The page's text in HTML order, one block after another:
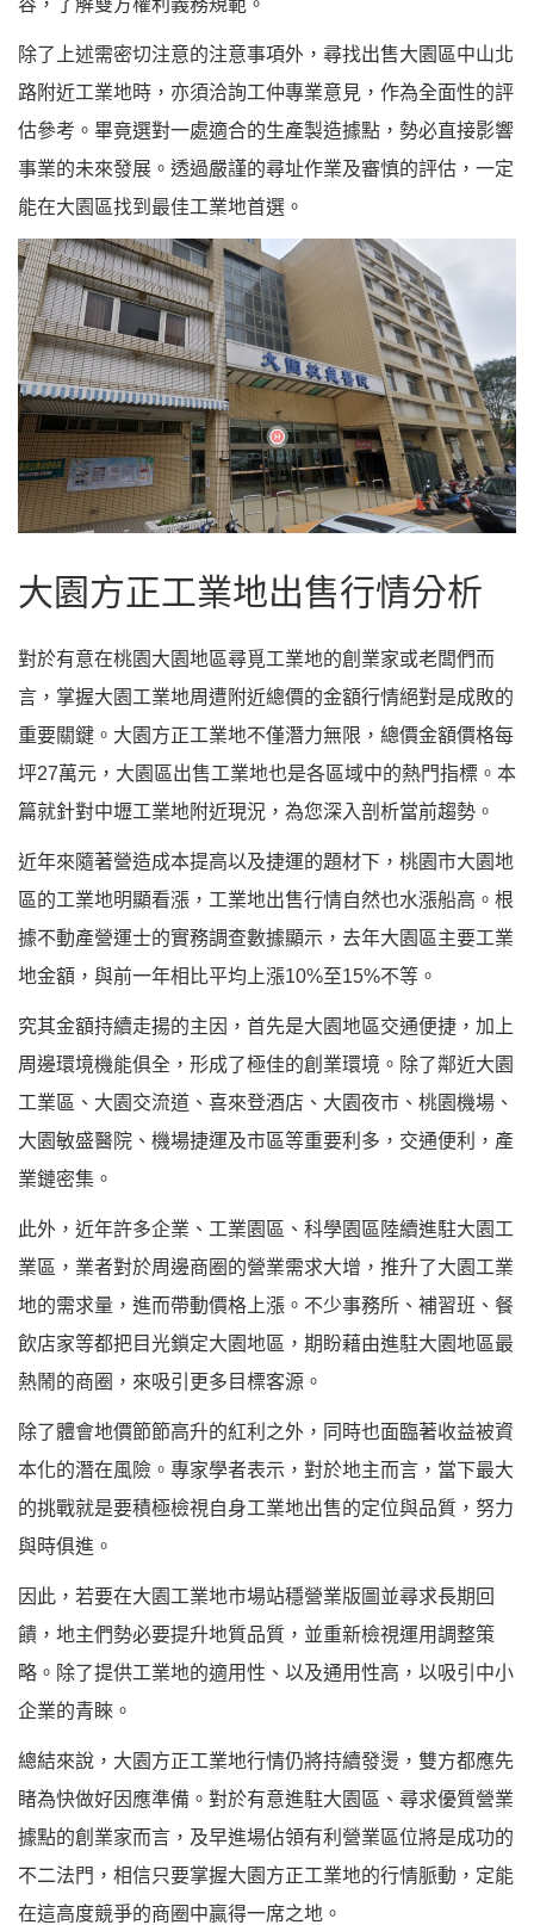
除了上述需密切注意的注意事項外，尋找出售大園區中山北
路附近工業地時，亦須洽詢工仲專業意見，作為全面性的評
估參考。畢竟選對一處適合的生產製造據點，勢必直接影響
事業的未來發展。透過嚴謹的尋址作業及審慎的評估，一定
能在大園區找到最佳工業地首選。
大園方正工業地出售行情分析
對於有意在桃園大園地區尋覓工業地的創業家或老闆們而
言，掌握大園工業地周遭附近總價的金額行情絕對是成敗的
重要關鍵。大園方正工業地不僅潛力無限，總價金額價格每
坪27萬元，大園區出售工業地也是各區域中的熱門指標。本
篇就針對中壢工業地附近現況，為您深入剖析當前趨勢。
近年來隨著營造成本提高以及捷運的題材下，桃園市大園地
區的工業地明顯看漲，工業地出售行情自然也水漲船高。根
據不動產營運士的實務調查數據顯示，去年大園區主要工業
地金額，與前一年相比平均上漲10%至15%不等。
究其金額持續走揚的主因，首先是大園地區交通便捷，加上
周邊環境機能俱全，形成了極佳的創業環境。除了鄰近大園
工業區、大園交流道、喜來登酒店、大園夜市、桃園機場、
大園敏盛醫院、機場捷運及市區等重要利多，交通便利，產
業鏈密集。
此外，近年許多企業、工業園區、科學園區陸續進駐大園工
業區，業者對於周邊商圈的營業需求大增，推升了大園工業
地的需求量，進而帶動價格上漲。不少事務所、補習班、餐
飲店家等都把目光鎖定大園地區，期盼藉由進駐大園地區最
熱鬧的商圈，來吸引更多目標客源。
除了體會地價節節高升的紅利之外，同時也面臨著收益被資
本化的潛在風險。專家學者表示，對於地主而言，當下最大
的挑戰就是要積極檢視自身工業地出售的定位與品質，努力
與時俱進。
因此，若要在大園工業地市場站穩營業版圖並尋求長期回
饋，地主們勢必要提升地質品質，並重新檢視運用調整策
略。除了提供工業地的適用性、以及通用性高，以吸引中小
企業的青睞。
總結來說，大園方正工業地行情仍將持續發燙，雙方都應先
睹為快做好因應準備。對於有意進駐大園區、尋求優質營業
據點的創業家而言，及早進場佔領有利營業區位將是成功的
不二法門，相信只要掌握大園方正工業地的行情脈動，定能
在這高度競爭的商圈中贏得一席之地。